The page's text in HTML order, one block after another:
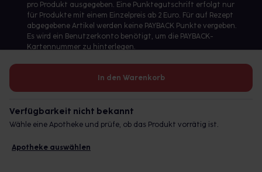
In den Warenkorb
Verfügbarkeit nicht bekannt
Wähle eine Apotheke und prüfe, ob das Produkt vorrätig ist.
Apotheke auswählen
pro Produkt ausgegeben. Eine Punktegutschrift erfolgt nur
für Produkte mit einem Einzelpreis ab 2 Euro. Für auf Rezept
abgegebene Artikel werden keine PAYBACK Punkte vergeben.
Es wird ein Benutzerkonto benötigt, um die PAYBACK-
Kartennummer zu hinterlegen.
Betreiber des Portals und verantwortlich: gesund.de GmbH &
© 2026 gesund.de GmbH & Co. KG